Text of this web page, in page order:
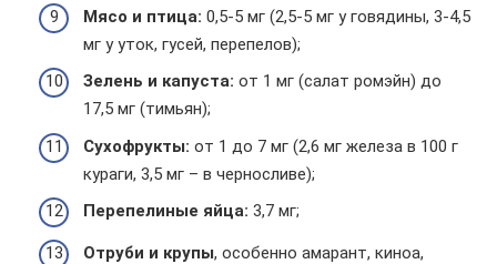
Мясо и птица: 0,5-5 мг (2,5-5 мг у говядины, 3-4,5
мг у уток, гусей, перепелов);
Зелень и капуста: от 1 мг (салат ромэйн) до
17,5 мг (тимьян);
Сухофрукты: от 1 до 7 мг (2,6 мг железа в 100 г
кураги, 3,5 мг – в черносливе);
Перепелиные яйца: 3,7 мг;
Отруби и крупы, особенно амарант, киноа,